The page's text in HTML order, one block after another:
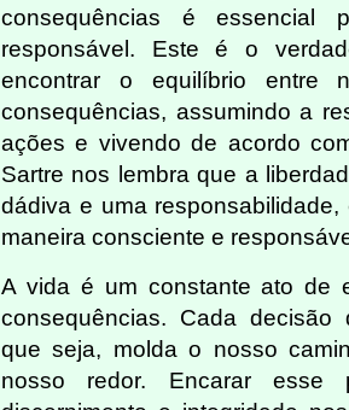
consequências é
responsável. Este é o
encontrar o equilíbrio entre
consequências, assumindo a
ações e vivendo de acordo
Sartre nos lembra que a
dádiva e uma
maneira consciente e
A vida é um constante ato de
consequências. Cada
que seja, molda o nosso
nosso redor. Encarar esse